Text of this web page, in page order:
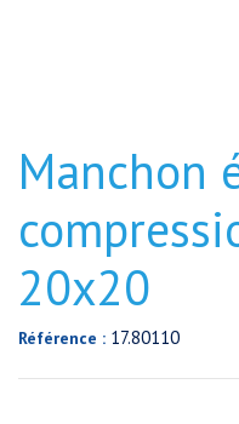
Manchon
20x20
Référence : 17.80110